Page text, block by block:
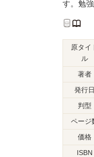
す。勉
原タイ
ル
著者
発行日
判型
ページ
価格
ISBN